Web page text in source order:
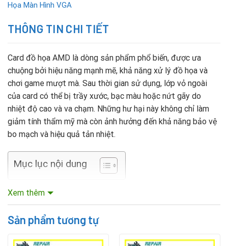
Họa Màn Hình VGA
THÔNG TIN CHI TIẾT
Card đồ họa AMD là dòng sản phẩm phổ biến, được ưa
chuộng bởi hiệu năng mạnh mẽ, khả năng xử lý đồ họa và
chơi game mượt mà. Sau thời gian sử dụng, lớp vỏ ngoài
của card có thể bị trầy xước, bạc màu hoặc nứt gãy do
nhiệt độ cao và va chạm. Những hư hại này không chỉ làm
giảm tính thẩm mỹ mà còn ảnh hưởng đến khả năng bảo vệ
bo mạch và hiệu quả tản nhiệt.
Mục lục nội dung
Thay vỏ ngoài mới cho card AMD là giải pháp vừa tiết kiệm
có thể kết hợp dịch vụ sửa card màn hình cho máy tính chơi
Xem thêm
Sản phẩm tương tự